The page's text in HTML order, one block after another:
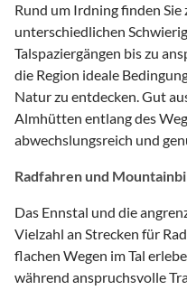
Rund um Irdning finden
unterschiedlichen
Talspaziergängen bis zu
die Region ideale
Natur zu entdecken. Gut
Almhütten entlang des
abwechslungsreich und
Radfahren und
Das Ennstal und die
Vielzahl an Strecken für
flachen Wegen im Tal
während anspruchsvolle